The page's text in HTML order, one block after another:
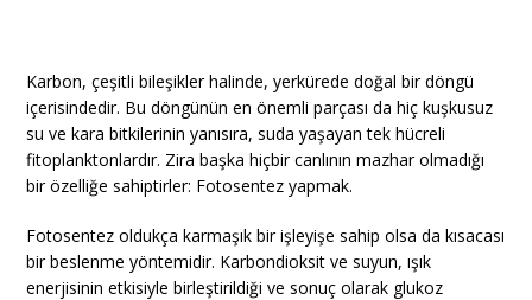
Karbon, çeşitli bileşikler halinde, yerkürede doğal bir döngü
içerisindedir. Bu döngünün en önemli parçası da hiç kuşkusuz
su ve kara bitkilerinin yanısıra, suda yaşayan tek hücreli
fitoplanktonlardır. Zira başka hiçbir canlının mazhar olmadığı
bir özelliğe sahiptirler: Fotosentez yapmak.
Fotosentez oldukça karmaşık bir işleyişe sahip olsa da kısacası
bir beslenme yöntemidir. Karbondioksit ve suyun, ışık
enerjisinin etkisiyle birleştirildiği ve sonuç olarak glukoz